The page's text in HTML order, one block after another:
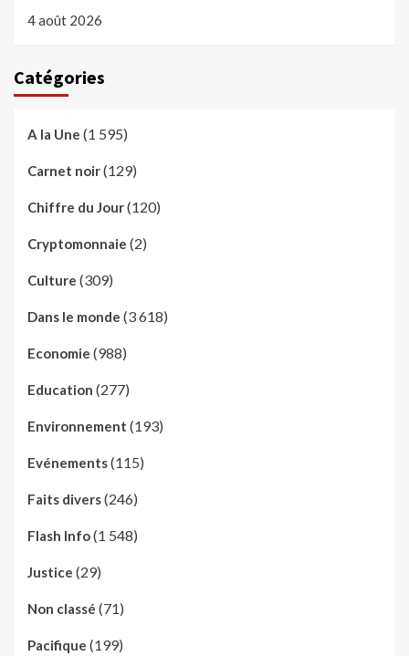
4 août 2026
Catégories
A la Une (1 595)
Carnet noir(129)
Chiffre du Jour(120)
Cryptomonnaie (2)
Culture (309)
Dans le monde (3 618)
Economie (988)
Education (277)
Environnement (193)
Evénements(115)
Faits divers(246)
Flash Info(1 548)
Justice (29)
Non classé (71)
Pacifique (199)